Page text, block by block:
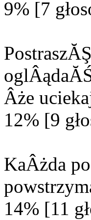
9% [7
Âże
12% [9
KaÂżda
14% [11